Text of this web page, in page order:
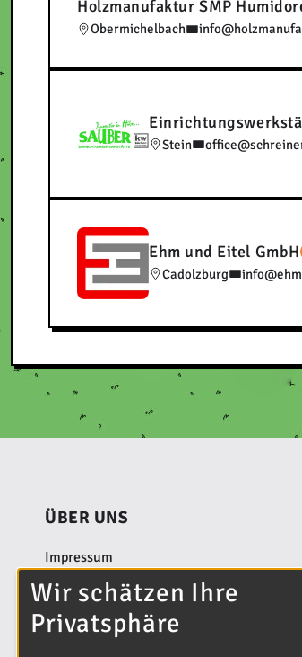
Holzmanufaktur SMP
Obermichelbach
Stein
Ehm und Eitel GmbH
Cadolzburg
ÜBER UNS
Impressum
Datenschutzerklärung
Kontakt
Wir schätzen Ihre
Privatsphäre